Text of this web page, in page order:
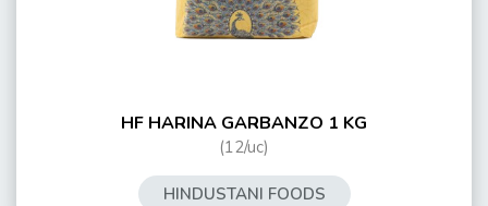
HF HARINA GARBANZO 1 KG
(12/uc)
HINDUSTANI FOODS